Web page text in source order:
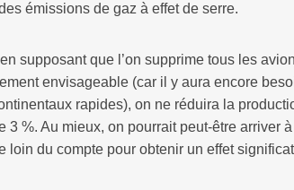
émissions de gaz à effet de serre.
supposant que l’on supprime tous les
envisageable (car il y aura encore
rapides), on ne réduira la
3 %. Au mieux, on pourrait peut-être arriver
loin du compte pour obtenir un effet